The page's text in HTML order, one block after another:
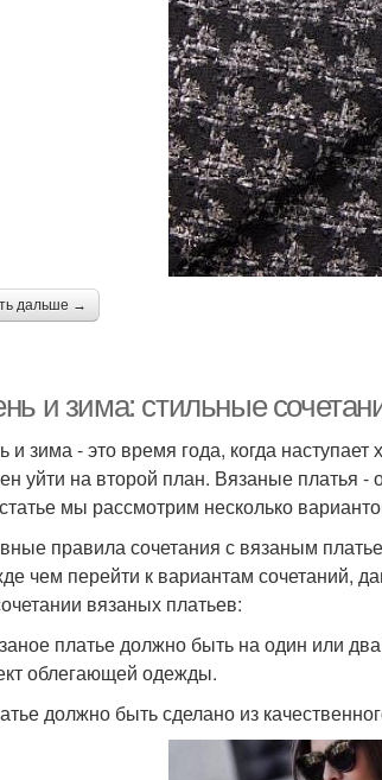
дальше →
и зима: стильные
и зима - это время года, когда
уйти на второй план. Вязаные платья
мы рассмотрим несколько
правила сочетания с вязаным
чем перейти к вариантам сочетаний,
вязаных платьев:
платье должно быть на один или
облегающей одежды.
должно быть сделано из